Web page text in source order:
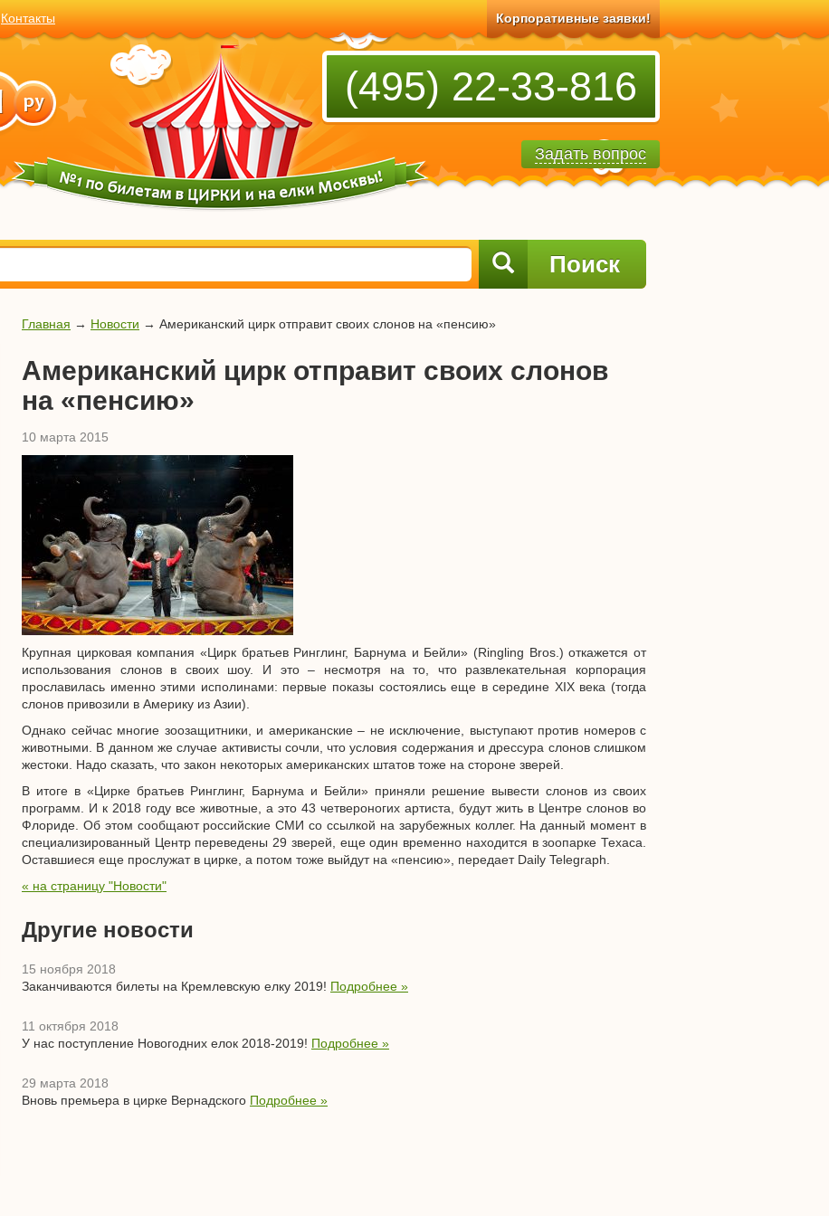
Контакты Корпоративные заявки!
(495) 22-33-816
Задать вопрос
Поиск
Главная → Новости → Американский цирк отправит своих слонов на «пенсию»
Американский цирк отправит своих слонов
на «пенсию»
10 марта 2015
Крупная цирковая компания «Цирк братьев Ринглинг, Барнума и Бейли» (Ringling Bros.) откажется от
использования слонов в своих шоу. И это – несмотря на то, что развлекательная корпорация
прославилась именно этими исполинами: первые показы состоялись еще в середине XIX века (тогда
слонов привозили в Америку из Азии).
Однако сейчас многие зоозащитники, и американские – не исключение, выступают против номеров с
животными. В данном же случае активисты сочли, что условия содержания и дрессура слонов слишком
жестоки. Надо сказать, что закон некоторых американских штатов тоже на стороне зверей.
В итоге в «Цирке братьев Ринглинг, Барнума и Бейли» приняли решение вывести слонов из своих
программ. И к 2018 году все животные, а это 43 четвероногих артиста, будут жить в Центре слонов во
Флориде. Об этом сообщают российские СМИ со ссылкой на зарубежных коллег. На данный момент в
специализированный Центр переведены 29 зверей, еще один временно находится в зоопарке Техаса.
Оставшиеся еще прослужат в цирке, а потом тоже выйдут на «пенсию», передает Daily Telegraph.
« на страницу "Новости"
Другие новости
15 ноября 2018
Заканчиваются билеты на Кремлевскую елку 2019! Подробнее »
11 октября 2018
У нас поступление Новогодних елок 2018-2019! Подробнее »
29 марта 2018
Вновь премьера в цирке Вернадского Подробнее »